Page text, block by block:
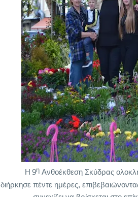
Η 9η Ανθοέκθεση Σκύδρας
διήρκησε πέντε ημέρες,